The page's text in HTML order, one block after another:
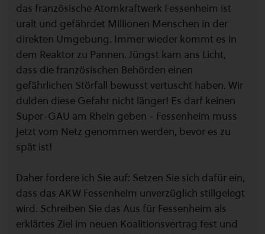
das französische Atomkraftwerk Fessenheim ist
uralt und gefährdet Millionen Menschen in der
direkten Umgebung. Immer wieder kommt es in
dem Reaktor zu Pannen. Jüngst kam ans Licht,
dass die französischen Behörden einen
gefährlichen Störfall bewusst vertuscht haben. Wir
dulden diese Gefahr nicht länger! Es darf keinen
Super-GAU am Rhein geben - Fessenheim muss
jetzt vom Netz genommen werden, bevor es zu
spät ist!
Daher fordere ich Sie auf: Setzen Sie sich dafür ein,
dass das AKW Fessenheim unverzüglich stillgelegt
wird. Schreiben Sie das Aus für Fessenheim als
erklärtes Ziel im neuen Koalitionsvertrag fest und